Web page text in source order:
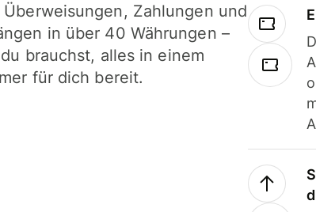
Zahlungen und
in über 40 Währungen –
brauchst, alles in einem
für dich bereit.